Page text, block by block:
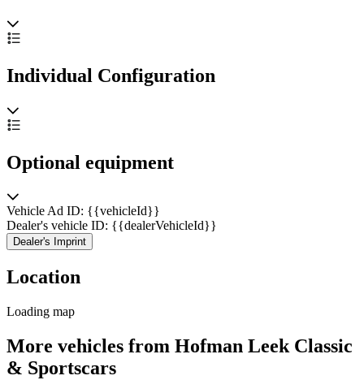
Individual Configuration
Optional equipment
Vehicle Ad ID: {{vehicleId}}
Dealer's vehicle ID: {{dealerVehicleId}}
Dealer's Imprint
Location
Loading map
More vehicles from Hofman Leek Classic
& Sportscars